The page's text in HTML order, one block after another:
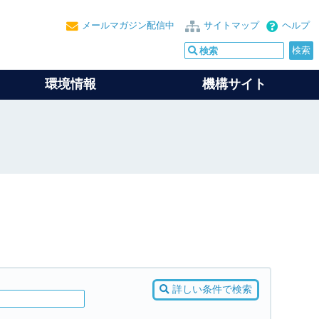
ヘルプ
サイトマップ
メールマガジン配信中
環境情報 機構サイト
詳しい条件で検索